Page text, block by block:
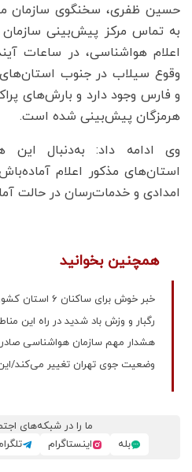
حسین ظفری، سخنگوی سازمان
به تماس مرکز پیش‌بینی
اعلام هواشناسی، در ساعات
وقوع سیلاب در جنوب
و فارس وجود دارد و بارش‌های
هرمزگان پیش‌بینی شده است.
وی ادامه داد: به‌دنبال این
استان‌های مذکور اعلام
امدادی و خدمات‌رسان در حالت
همچنین بخوانید
خبر خوش برای ساکنان 6 استان کشور
رگبار و وزش باد شدید در راه این
هشدار مهم سازمان هواشناسی صادر شد/
وضعیت جوی تهران تغییر می‌کند/
ما را در شبکه‌های
بله
اینستاگرام